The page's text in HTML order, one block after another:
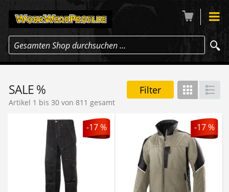
Gesamten Shop durchsuchen …
SALE % Filter Gitter
Artikel 1 bis 30 von 811 gesamt
-17 % -17 %